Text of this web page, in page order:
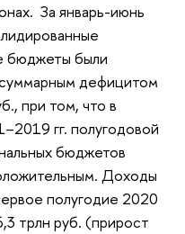
За январь-июнь
бюджеты были
дефицитом
при том, что в
гг. полугодовой
бюджетов
Доходы
полугодие 2020
трлн руб. (прирост